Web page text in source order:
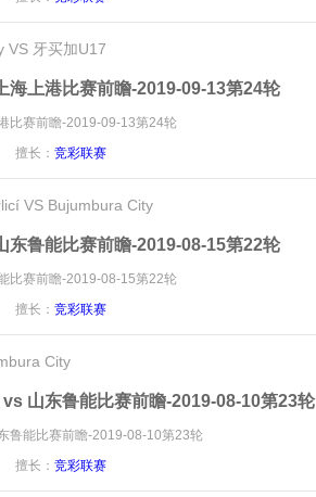
VS 牙买加U17
海上港比赛前瞻-2019-09-13第24轮
比赛前瞻-2019-09-13第24轮
擅长： 竞彩联赛
VS Bujumbura City
东鲁能比赛前瞻-2019-08-15第22轮
比赛前瞻-2019-08-15第22轮
擅长： 竞彩联赛
City
山东鲁能比赛前瞻-2019-08-10第23轮
鲁能比赛前瞻-2019-08-10第23轮
擅长： 竞彩联赛